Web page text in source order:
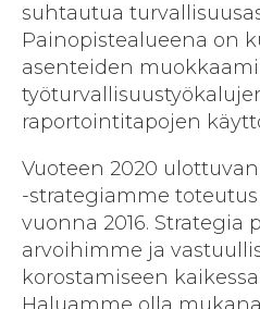
suhtautua
Painopistealueena on
asenteiden
raportointitapojen
Vuoteen 2020
-strategiamme
vuonna 2016. Strategia
arvoihimme ja
korostamiseen